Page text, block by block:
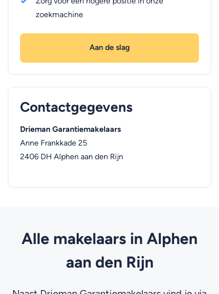
zoekmachine
Aan de slag
Contactgegevens
Drieman Garantiemakelaars
Anne Frankkade 25
2406 DH Alphen aan den Rijn
Alle makelaars in Alphen
aan den Rijn